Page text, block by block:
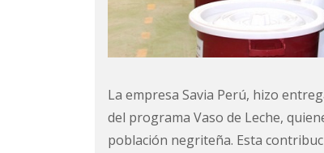
La empresa Savia Perú, hizo
del programa Vaso de Leche,
población negriteña. Esta